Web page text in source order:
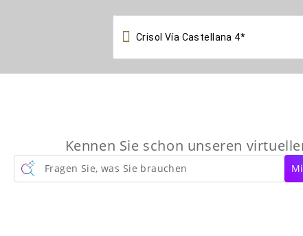

Kennen Sie schon unseren
Fragen Sie, was Sie brauchen